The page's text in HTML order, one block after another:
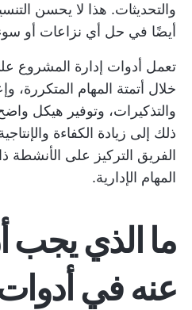
والتحديثات. هذا لا يحسن
أيضًا في حل أي نزاعات أو
تعمل أدوات إدارة المشروع
خلال أتمتة المهام المتكررة،
والتذكيرات، وتوفير هيكل
ذلك إلى زيادة الكفاءة
الفريق التركيز على الأنشطة
المهام الإدارية.
ما الذي يجب
عنه في أدوات